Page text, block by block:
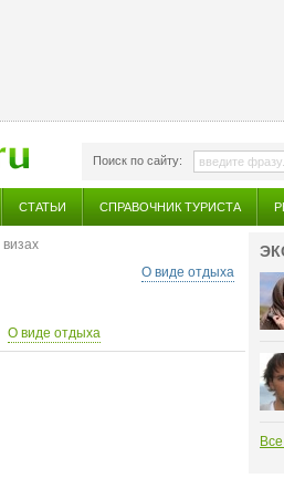
Поиск по сайту:
СТАТЬИ СПРАВОЧНИК ТУРИСТА
визах
О виде отдыха
О виде отдыха